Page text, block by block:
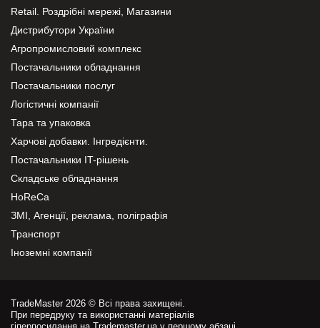
Retail. Роздрібні мережі, Магазини
Дистрибутори України
Агропромисловий комплекс
Постачальники обладнання
Постачальники послуг
Логістичні компанії
Тара та упаковка
Харчові добавки. Інгредієнти.
Постачальники IT-рішень
Складське обладнання
HoReCa
ЗМІ, Агенції, реклама, поліграфія
Транспорт
Іноземні компанії
TradeMaster 2026 © Всі права захищені.
При передруку та використанні матеріалів